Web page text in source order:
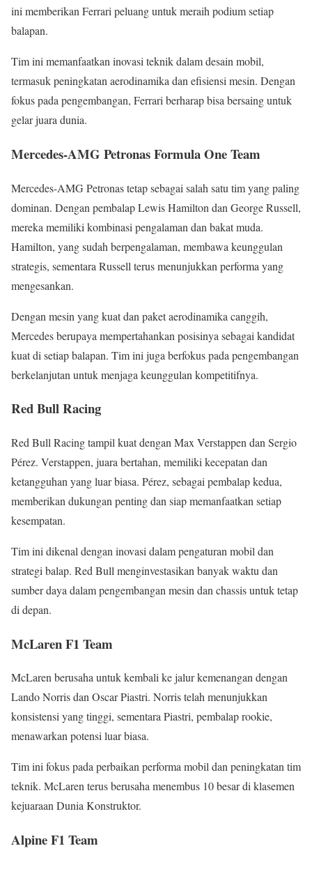
ini memberikan Ferrari peluang untuk meraih podium setiap
balapan.
Tim ini memanfaatkan inovasi teknik dalam desain mobil,
termasuk peningkatan aerodinamika dan efisiensi mesin. Dengan
fokus pada pengembangan, Ferrari berharap bisa bersaing untuk
gelar juara dunia.
Mercedes-AMG Petronas Formula One Team
Mercedes-AMG Petronas tetap sebagai salah satu tim yang paling
dominan. Dengan pembalap Lewis Hamilton dan George Russell,
mereka memiliki kombinasi pengalaman dan bakat muda.
Hamilton, yang sudah berpengalaman, membawa keunggulan
strategis, sementara Russell terus menunjukkan performa yang
mengesankan.
Dengan mesin yang kuat dan paket aerodinamika canggih,
Mercedes berupaya mempertahankan posisinya sebagai kandidat
kuat di setiap balapan. Tim ini juga berfokus pada pengembangan
berkelanjutan untuk menjaga keunggulan kompetitifnya.
Red Bull Racing
Red Bull Racing tampil kuat dengan Max Verstappen dan Sergio
Pérez. Verstappen, juara bertahan, memiliki kecepatan dan
ketangguhan yang luar biasa. Pérez, sebagai pembalap kedua,
memberikan dukungan penting dan siap memanfaatkan setiap
kesempatan.
Tim ini dikenal dengan inovasi dalam pengaturan mobil dan
strategi balap. Red Bull menginvestasikan banyak waktu dan
sumber daya dalam pengembangan mesin dan chassis untuk tetap
di depan.
McLaren F1 Team
McLaren berusaha untuk kembali ke jalur kemenangan dengan
Lando Norris dan Oscar Piastri. Norris telah menunjukkan
konsistensi yang tinggi, sementara Piastri, pembalap rookie,
menawarkan potensi luar biasa.
Tim ini fokus pada perbaikan performa mobil dan peningkatan tim
teknik. McLaren terus berusaha menembus 10 besar di klasemen
kejuaraan Dunia Konstruktor.
Alpine F1 Team